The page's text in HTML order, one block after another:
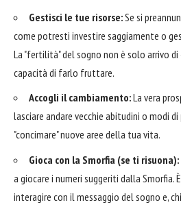
Gestisci le tue risorse:Se si
come potresti investire saggiamente o
La "fertilità" del sogno non è solo arrivo di
capacità di farlo fruttare.
Accogli il cambiamento:La vera
lasciare andare vecchie abitudini o modi di
"concimare" nuove aree della tua vita.
Gioca con la Smorfia (se ti risuona):
a giocare i numeri suggeriti dalla Smorfia.
interagire con il messaggio del sogno e,